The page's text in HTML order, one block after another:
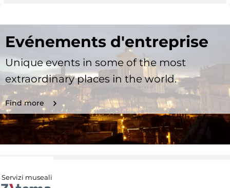
Evénements d'entreprise
Unique events in some of the most
extraordinary places in the world.
Find more
Servizi museali